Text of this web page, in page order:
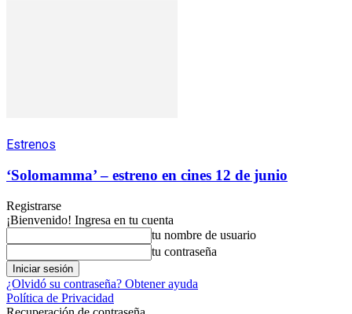
Estrenos
‘Solomamma’ – estreno en cines 12 de junio
Registrarse
¡Bienvenido! Ingresa en tu cuenta
tu nombre de usuario
tu contraseña
¿Olvidó su contraseña? Obtener ayuda
Política de Privacidad